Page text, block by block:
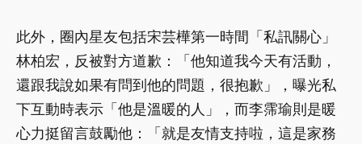
此外，圈內星友包括宋芸樺第一時間「私訊關心」
林柏宏，反被對方道歉：「他知道我今天有活動，
還跟我說如果有問到他的問題，很抱歉」，曝光私
下互動時表示「他是溫暖的人」，而李霈瑜則是暖
心力挺留言鼓勵他：「就是友情支持啦，這是家務